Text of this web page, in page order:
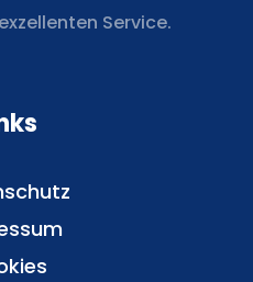
Service.